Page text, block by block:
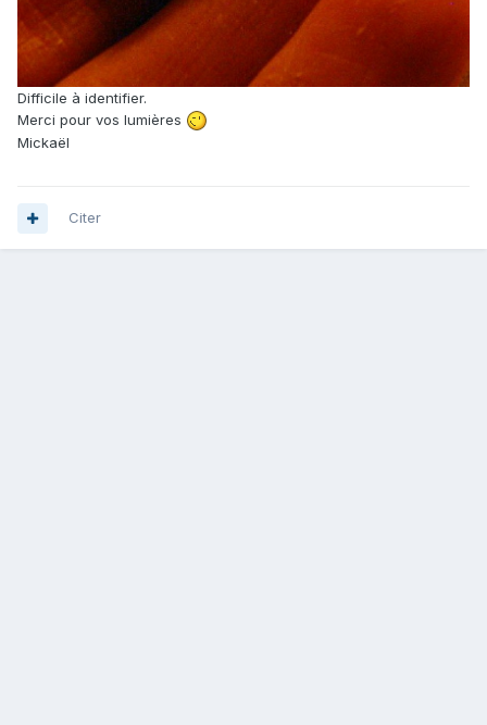
Difficile à identifier.
Merci pour vos lumières
Mickaël
Citer